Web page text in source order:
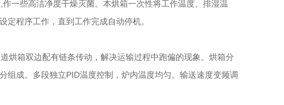
一些高洁净度干燥灭菌。本烘箱一次性将工作温度、排湿温
定程序工作，直到工作完成自动停机。
箱双边配有链条传动，解决运输过程中跑偏的现象。烘箱分
成。多段独立PID温度控制，炉内温度均匀。输送速度变频调